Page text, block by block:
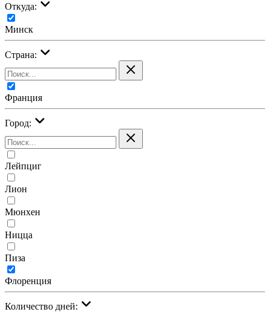
Откуда:
Минск
Страна:
Франция
Город:
Лейпциг
Лион
Мюнхен
Ницца
Пиза
Флоренция
Количество дней: